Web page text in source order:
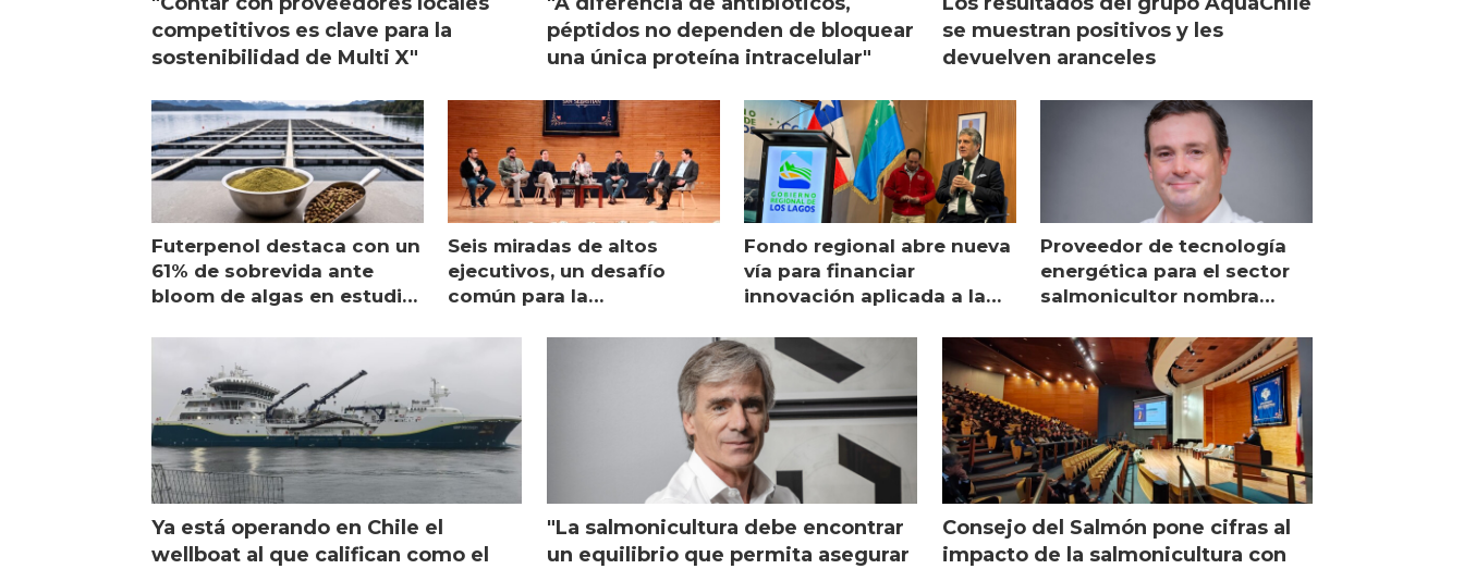
competitivos es clave para la
sostenibilidad de Multi X"
péptidos no dependen de bloquear
una única proteína intracelular"
se muestran positivos y les
devuelven aranceles
Futerpenol destaca con un
61% de sobrevida ante
bloom de algas en estudio
Seis miradas de altos
ejecutivos, un desafío
común para la
Fondo regional abre nueva
vía para financiar
innovación aplicada a la
Proveedor de tecnología
energética para el sector
salmonicultor nombra
Ya está operando en Chile el
wellboat al que califican como el
"La salmonicultura debe encontrar
un equilibrio que permita asegurar
Consejo del Salmón pone cifras al
impacto de la salmonicultura con